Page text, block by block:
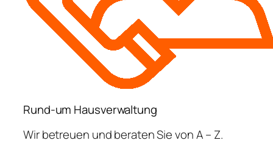
Rund-um Hausverwaltung
Wir betreuen und beraten Sie von A – Z.